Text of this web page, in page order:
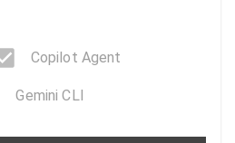
Copilot Agent
Gemini CLI